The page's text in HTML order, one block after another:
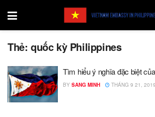
Thẻ: quốc kỳ Philippines
Tìm hiểu ý nghĩa đặc biệt
BY SANG MINH THÁNG 9 21, 2019